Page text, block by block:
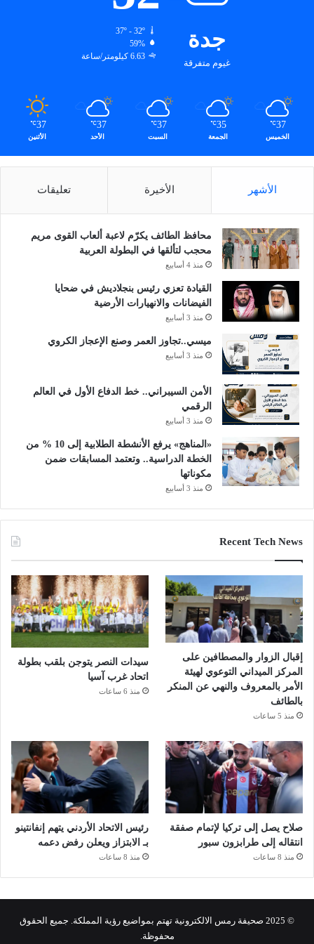
جدة
غيوم متفرقة
37º - 32º
59%
6.63 كيلومتر/ساعة
37
℃
الخميس
35
℃
الجمعة
37
℃
السبت
37
℃
الأحد
37
℃
الأثنين
الأشهر الأخيرة تعليقات
محافظ الطائف يكرّم لاعبة ألعاب القوى مريم
محجب لتألقها في البطولة العربية
منذ 4 أسابيع
القيادة تعزي رئيس بنجلاديش في ضحايا
الفيضانات والانهيارات الأرضية
منذ 3 أسابيع
ميسي..تجاوز العمر وصنع الإعجاز الكروي
منذ 3 أسابيع
الأمن السيبراني.. خط الدفاع الأول في العالم
الرقمي
منذ 3 أسابيع
«المناهج» يرفع الأنشطة الطلابية إلى 10 % من
الخطة الدراسية.. وتعتمد المسابقات ضمن
مكوناتها
منذ 3 أسابيع
Recent Tech News
إقبال الزوار والمصطافين على
المركز الميداني التوعوي لهيئة
الأمر بالمعروف والنهي عن المنكر
بالطائف
منذ 5 ساعات
سيدات النصر يتوجن بلقب بطولة
اتحاد غرب آسيا
منذ 6 ساعات
صلاح يصل إلى تركيا لإتمام صفقة
انتقاله إلى طرابزون سبور
منذ 8 ساعات
رئيس الاتحاد الأردني يتهم إنفانتينو
بـ الابتزاز ويعلن رفض دعمه
منذ 8 ساعات
© 2025 صحيفة رمس الالكترونية تهتم بمواضيع رؤية المملكة. جميع الحقوق
محفوظة.